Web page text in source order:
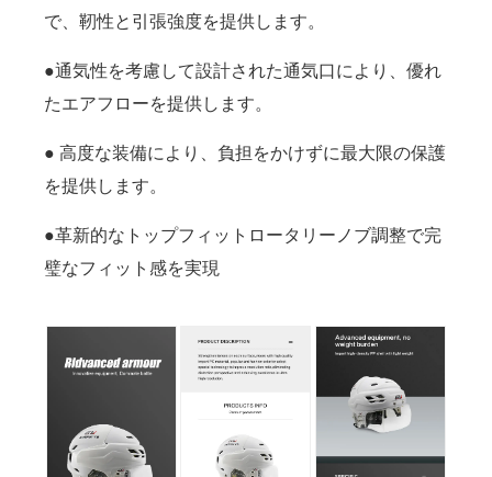
で、靭性と引張強度を提供します。
●通気性を考慮して設計された通気口により、優れ
たエアフローを提供します。
● 高度な装備により、負担をかけずに最大限の保護
を提供します。
●革新的なトップフィットロータリーノブ調整で完
璧なフィット感を実現